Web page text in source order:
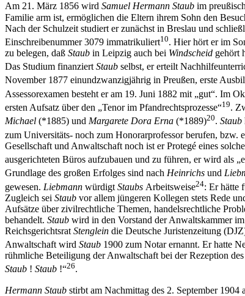
Am 21. März 1856 wird Samuel Hermann Staub im
Familie arm ist, ermöglichen die Eltern ihrem Sohn den
Nach der Schulzeit studiert er zunächst in Breslau und
Einschreibenummer 3079 immatrikuliert10. Hier hört er im
zu belegen, daß Staub in Leipzig auch bei Windscheid gehört
Das Studium finanziert Staub selbst, er erteilt
November 1877 einundzwanzigjährig in Preußen, erste
Assessorexamen besteht er am 19. Juni 1882 mit „gut“. Im
ersten Aufsatz über den „Tenor im Pfandrechtsprozesse“19.
Michael (*1885) und Margarete Dora Erna (*1889)20. Staub
zum Universitäts- noch zum Honorarprofessor berufen, bzw.
Gesellschaft und Anwaltschaft noch ist er Protegé eines
ausgerichteten Büros aufzubauen und zu führen, er wird als
Grundlage des großen Erfolges sind nach Heinrichs und
gewesen. Liebmann würdigt Staubs Arbeitsweise24: Er hätte
Zugleich sei Staub vor allem jüngeren Kollegen stets Rede
Aufsätze über zivilrechtliche Themen, handelsrechtliche
behandelt. Staub wird in den Vorstand der Anwaltskammer
Reichsgerichtsrat Stenglein die Deutsche Juristenzeitung
Anwaltschaft wird Staub 1900 zum Notar ernannt. Er hatte
rühmliche Beteiligung der Anwaltschaft bei der Rezeption
Staub ! Staub !“26.
Hermann Staub stirbt am Nachmittag des 2. September